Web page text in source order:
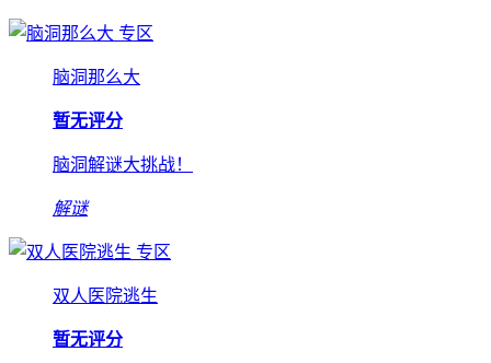
专区
脑洞那么大
暂无评分
脑洞解谜大挑战！
解谜
专区
双人医院逃生
暂无评分